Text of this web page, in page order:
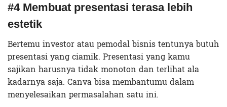
#4 Membuat presentasi terasa lebih
estetik
Bertemu investor atau pemodal bisnis tentunya butuh
presentasi yang ciamik. Presentasi yang kamu
sajikan harusnya tidak monoton dan terlihat ala
kadarnya saja. Canva bisa membantumu dalam
menyelesaikan permasalahan satu ini.